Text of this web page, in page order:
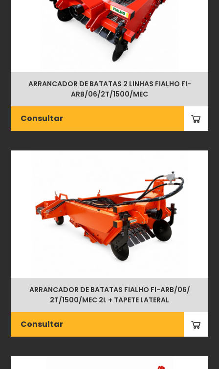
ARRANCADOR DE BATATAS 2 LINHAS FIALHO FI-
ARB/06/2T/1500/MEC
Consultar
ARRANCADOR DE BATATAS FIALHO FI-ARB/06/
2T/1500/MEC 2L + TAPETE LATERAL
Consultar